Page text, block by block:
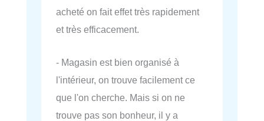
acheté on fait effet très rapidement
et très efficacement.
- Magasin est bien organisé à
l'intérieur, on trouve facilement ce
que l'on cherche. Mais si on ne
trouve pas son bonheur, il y a